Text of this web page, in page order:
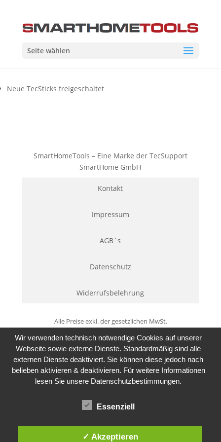
Seite wählen
Neue TecSticks freigeschaltet
SmartHomeTools – Eine Marke der TecSupport
SmartHome GmbH
Kontakt
Impressum
AGB´s
Datenschutz
Widerrufsbelehrung
Alle Preise exkl. der gesetzlichen MwSt.
Wir verwenden technisch notwendige Cookies auf unserer
Webseite sowie externe Dienste. Standardmäßig sind alle
externen Dienste deaktiviert. Sie können diese jedoch nach
belieben aktivieren & deaktivieren. Für weitere Informationen
lesen Sie unsere Datenschutzbestimmungen.
Essenziell
✓ Akzeptieren